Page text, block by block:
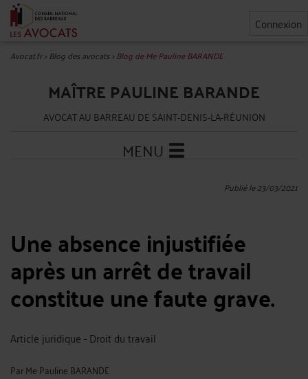
Connexion
Avocat.fr>Blog des avocats>Blog de Me Pauline BARANDE
MAÎTRE PAULINE BARANDE
AVOCAT AU BARREAU DE SAINT-DENIS-LA-RÉUNION
MENU
Publié le 23/03/2021
Une absence injustifiée
après un arrêt de travail
constitue une faute grave.
Article juridique - Droit du travail
ParMe Pauline BARANDE